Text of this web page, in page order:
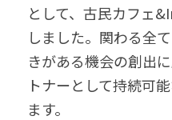
として、古民カフェ
しました。関わる全
きがある機会の創出
トナーとして持続可
ます。